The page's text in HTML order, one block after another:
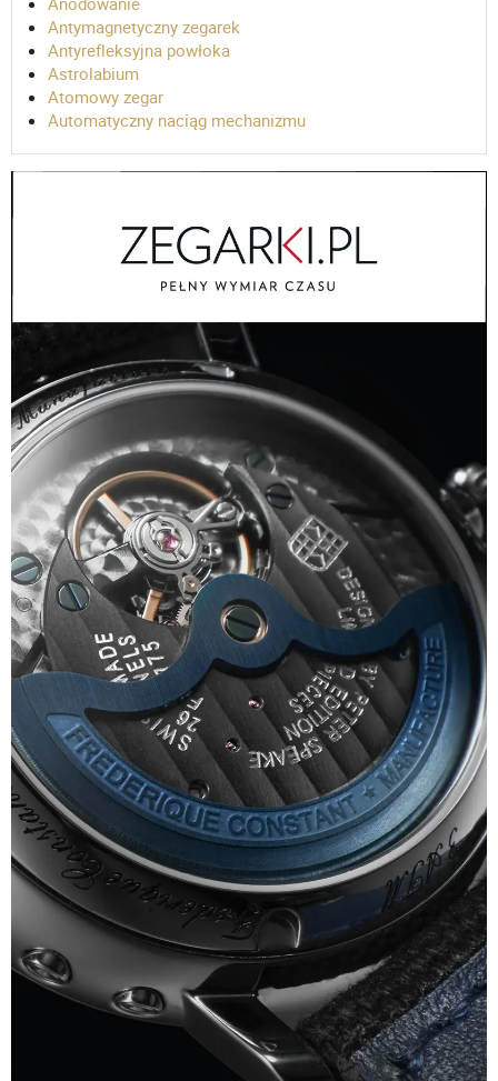
Antymagnetyczny zegarek
Antyrefleksyjna powłoka
Astrolabium
Atomowy zegar
Automatyczny naciąg mechanizmu